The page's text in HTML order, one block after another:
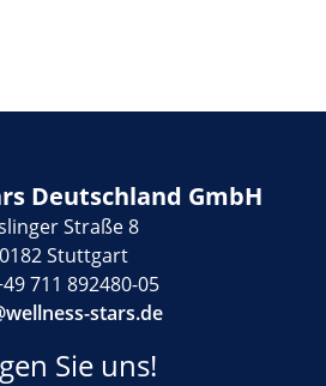
Deutschland GmbH
Straße 8
Stuttgart
711 892480-05
stars.de
Sie uns!